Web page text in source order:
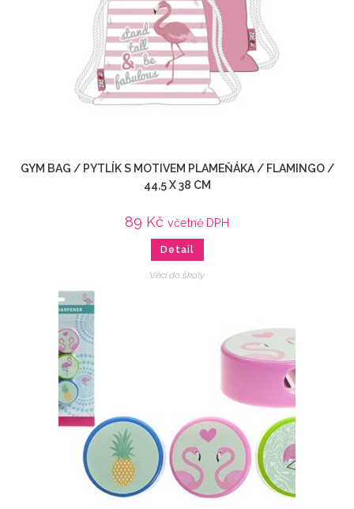
GYM BAG / PYTLÍK S MOTIVEM PLAMEŇÁKA / FLAMINGO /
44,5 X 38 CM
89 Kč včetně DPH
Detail
Věci do školy